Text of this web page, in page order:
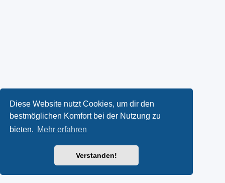
Diese Website nutzt Cookies, um dir den
bestmöglichen Komfort bei der Nutzung zu
bieten. Mehr erfahren
Verstanden!